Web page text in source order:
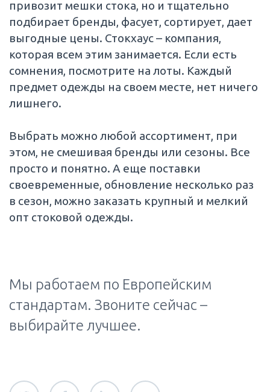
привозит мешки стока, но и тщательно
подбирает бренды, фасует, сортирует, дает
выгодные цены. Стокхаус – компания,
которая всем этим занимается. Если есть
сомнения, посмотрите на лоты. Каждый
предмет одежды на своем месте, нет ничего
лишнего.
Выбрать можно любой ассортимент, при
этом, не смешивая бренды или сезоны. Все
просто и понятно. А еще поставки
своевременные, обновление несколько раз
в сезон, можно заказать крупный и мелкий
опт стоковой одежды.
Мы работаем по Европейским
стандартам. Звоните сейчас –
выбирайте лучшее.